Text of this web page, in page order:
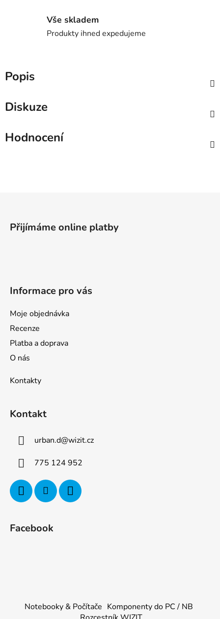
Vše skladem
Produkty ihned expedujeme
Popis
Diskuze
Hodnocení
Přijímáme online platby
Informace pro vás
Moje objednávka
Recenze
Platba a doprava
O nás
Kontakty
Kontakt
urban.d@wizit.cz
775 124 952
Facebook
Notebooky & Počítače Komponenty do PC / NB